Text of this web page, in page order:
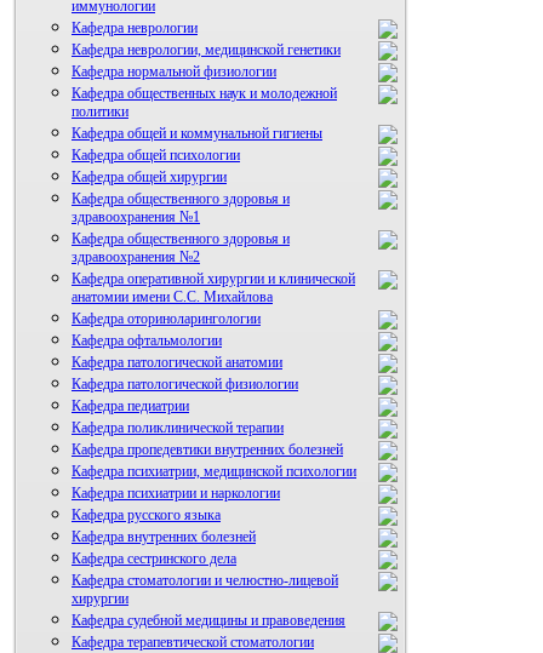
иммунологии
Кафедра неврологии
Кафедра неврологии, медицинской генетики
Кафедра нормальной физиологии
Кафедра общественных наук и молодежной
политики
Кафедра общей и коммунальной гигиены
Кафедра общей психологии
Кафедра общей хирургии
Кафедра общественного здоровья и
здравоохранения №1
Кафедра общественного здоровья и
здравоохранения №2
Кафедра оперативной хирургии и клинической
анатомии имени С.С. Михайлова
Кафедра оториноларингологии
Кафедра офтальмологии
Кафедра патологической анатомии
Кафедра патологической физиологии
Кафедра педиатрии
Кафедра поликлинической терапии
Кафедра пропедевтики внутренних болезней
Кафедра психиатрии, медицинской психологии
Кафедра психиатрии и наркологии
Кафедра русского языка
Кафедра внутренних болезней
Кафедра сестринского дела
Кафедра стоматологии и челюстно-лицевой
хирургии
Кафедра судебной медицины и правоведения
Кафедра терапевтической стоматологии